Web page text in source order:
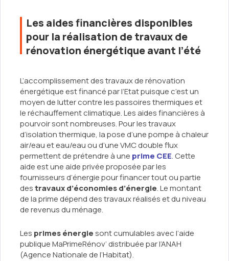
Les aides financières disponibles
pour la réalisation de travaux de
rénovation énergétique avant l’été
L’accomplissement des travaux de rénovation
énergétique est financé par l’Etat puisque c’est un
moyen de lutter contre les passoires thermiques et
le réchauffement climatique. Les aides financières à
pourvoir sont nombreuses. Pour les travaux
d’isolation thermique, la pose d’une pompe à chaleur
air/eau et eau/eau ou d’une VMC double flux
permettent de prétendre à une prime CEE. Cette
aide est une aide privée proposée par les
fournisseurs d’énergie pour financer tout ou partie
destravaux d’économies d’énergie. Le montant
de la prime dépend des travaux réalisés et du niveau
de revenus du ménage.
Les primes énergiesont cumulables avec l’aide
publique MaPrimeRénov’ distribuée par l’ANAH
(Agence Nationale de l’Habitat).